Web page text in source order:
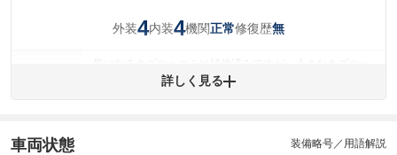
外装4内装4機関正常修復歴無
コミが残っています。
(内装状態)
詳しく見る
車両状態 装備略号／用語解説